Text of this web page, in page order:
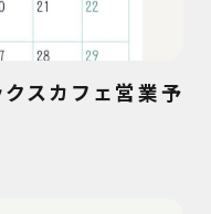
クスカフェ営業予